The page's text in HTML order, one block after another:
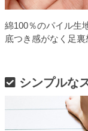
綿100％のパイル生
底つき感がなく足裏
シンプルな